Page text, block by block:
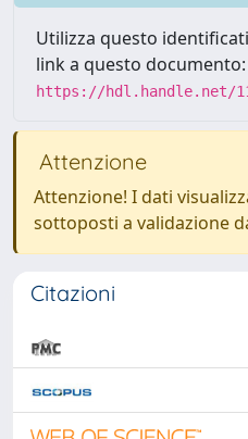
Utilizza questo
link a questo documento:
https://hdl.handle.net/
Attenzione
Attenzione! I dati
sottoposti a validazione
Citazioni